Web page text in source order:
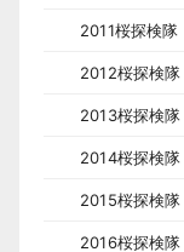
2011桜探検隊
2012桜探検隊
2013桜探検隊
2014桜探検隊
2015桜探検隊
2016桜探検隊